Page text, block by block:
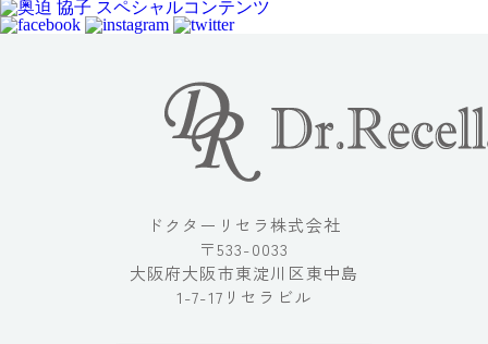
ドクターリセラ株式会社
〒533-0033
大阪府大阪市東淀川区東中島
1-7-17リセラビル